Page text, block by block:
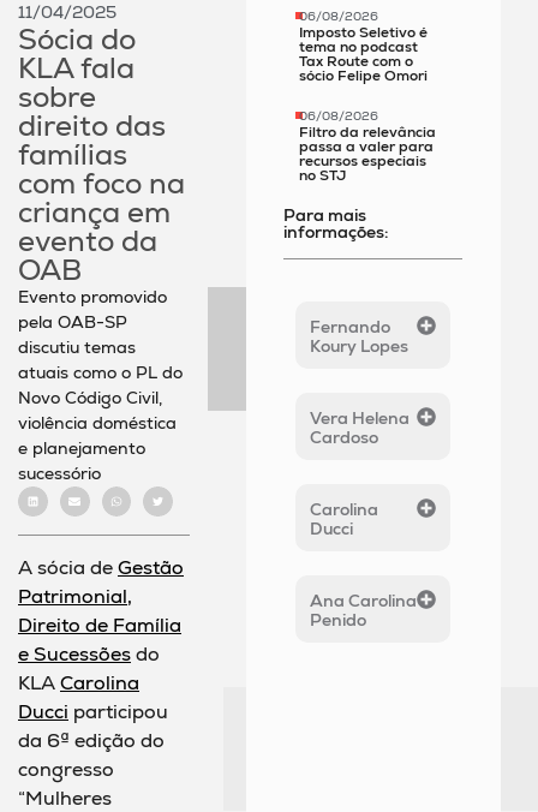
11/04/2025
Sócia do
KLA fala
sobre
direito das
famílias
com foco na
criança em
evento da
OAB
Evento promovido
pela OAB-SP
discutiu temas
atuais como o PL do
Novo Código Civil,
violência doméstica
e planejamento
sucessório
A sócia deGestão
Patrimonial,
Direito de Família
e Sucessõesdo
KLACarolina
Ducci participou
da 6ª edição do
congresso
“Mulheres
06/08/2026
Imposto Seletivo é
tema no podcast
Tax Route com o
sócio Felipe Omori
06/08/2026
Filtro da relevância
passa a valer para
recursos especiais
no STJ
Para mais
informações:
Fernando
Koury Lopes
Vera Helena
Cardoso
Carolina
Ducci
Ana Carolina
Penido